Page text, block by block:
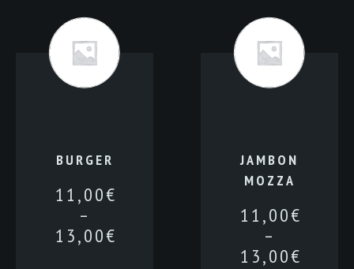
BURGER
11,00€
–
13,00€
JAMBON
MOZZA
11,00€
–
13,00€